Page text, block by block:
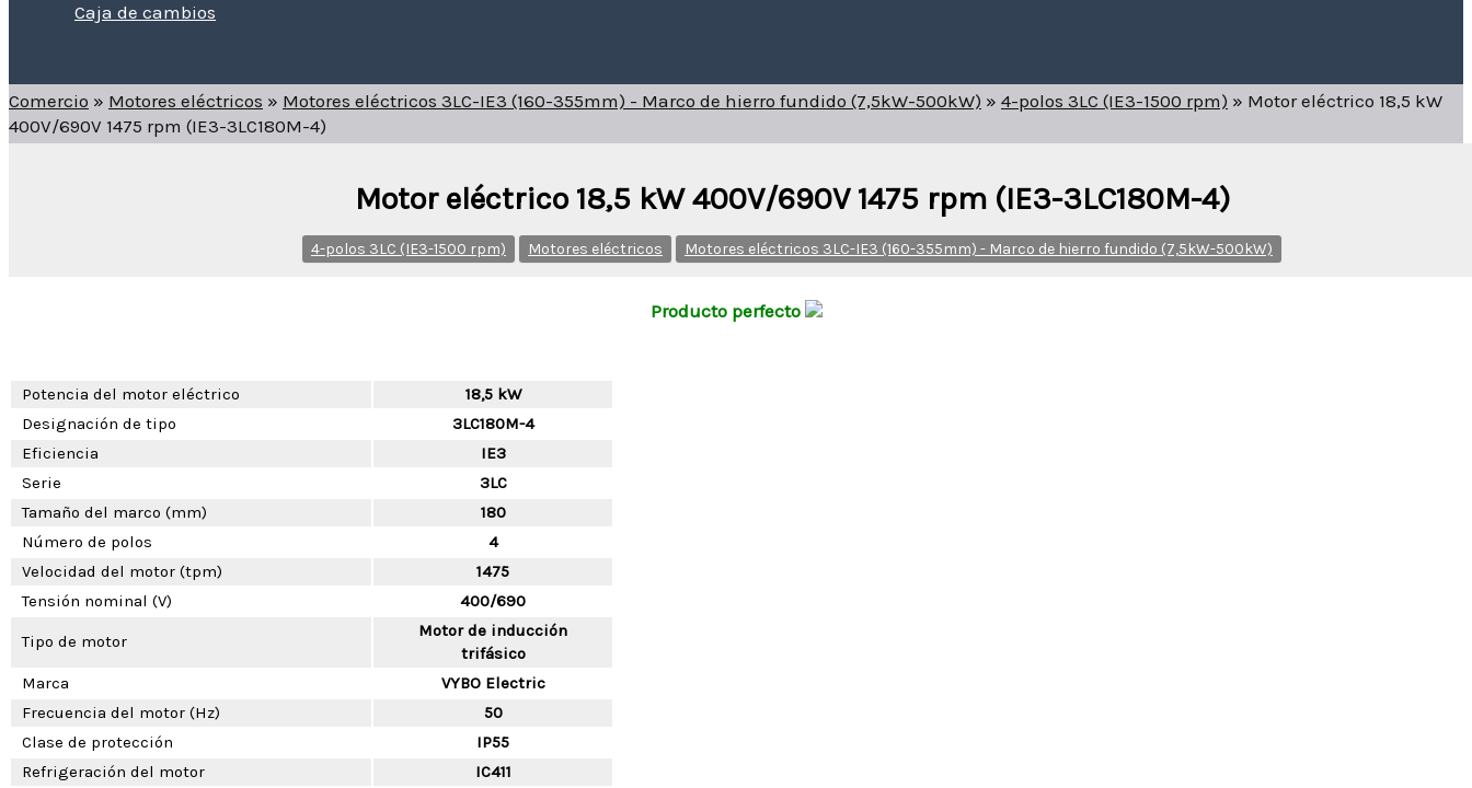
Caja de cambios
Comercio » Motores eléctricos » Motores eléctricos 3LC-IE3 (160-355mm) - Marco de hierro fundido (7,5kW-500kW) » 4-polos 3LC (IE3-1500 rpm) » Motor eléctrico 18,5 kW
400V/690V 1475 rpm (IE3-3LC180M-4)
Motor eléctrico 18,5 kW 400V/690V 1475 rpm (IE3-3LC180M-4)
4-polos 3LC (IE3-1500 rpm) Motores eléctricos Motores eléctricos 3LC-IE3 (160-355mm) - Marco de hierro fundido (7,5kW-500kW)
Producto perfecto
Potencia del motor eléctrico
18,5 kW
Designación de tipo
3LC180M-4
Eficiencia
IE3
Serie
3LC
Tamaño del marco (mm)
180
Número de polos
4
Velocidad del motor (tpm)
1475
Tensión nominal (V)
400/690
Tipo de motor
Motor de inducción
trifásico
Marca
VYBO Electric
Frecuencia del motor (Hz)
50
Clase de protección
IP55
Refrigeración del motor
IC411